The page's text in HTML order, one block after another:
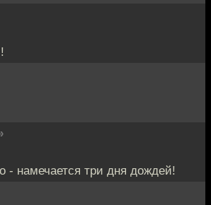
- намечается три дня дождей!